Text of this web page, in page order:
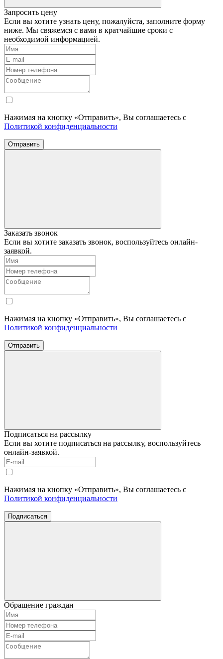
Запросить цену
Если вы хотите узнать цену, пожалуйста, заполните форму
ниже. Мы свяжемся с вами в кратчайшие сроки с
необходимой информацией.
Нажимая на кнопку «Отправить», Вы соглашаетесь с
Политикой конфиденциальности
Отправить
Заказать звонок
Если вы хотите заказать звонок, воспользуйтесь онлайн-
заявкой.
Нажимая на кнопку «Отправить», Вы соглашаетесь с
Политикой конфиденциальности
Отправить
Подписаться на рассылку
Если вы хотите подписаться на рассылку, воспользуйтесь
онлайн-заявкой.
Нажимая на кнопку «Отправить», Вы соглашаетесь с
Политикой конфиденциальности
Подписаться
Обращение граждан